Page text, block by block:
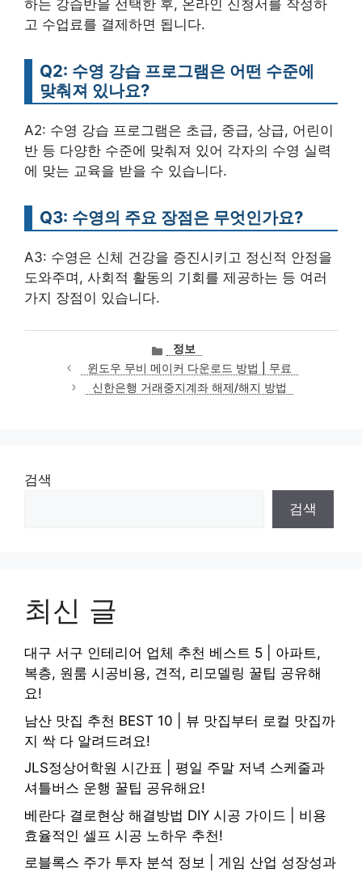
하는 강습반을 선택한 후, 온라인 신청서를 작성하
고 수업료를 결제하면 됩니다.
Q2: 수영 강습 프로그램은 어떤 수준에
맞춰져 있나요?
A2: 수영 강습 프로그램은 초급, 중급, 상급, 어린이
반 등 다양한 수준에 맞춰져 있어 각자의 수영 실력
에 맞는 교육을 받을 수 있습니다.
Q3: 수영의 주요 장점은 무엇인가요?
A3: 수영은 신체 건강을 증진시키고 정신적 안정을
도와주며, 사회적 활동의 기회를 제공하는 등 여러
가지 장점이 있습니다.
카
테
고
리
정보
윈도우 무비 메이커 다운로드 방법 | 무료
신한은행 거래중지계좌 해제/해지 방법
검색
검색
최신 글
대구 서구 인테리어 업체 추천 베스트 5 | 아파트,
복층, 원룸 시공비용, 견적, 리모델링 꿀팁 공유해
요!
남산 맛집 추천 BEST 10 | 뷰 맛집부터 로컬 맛집까
지 싹 다 알려드려요!
JLS정상어학원 시간표 | 평일 주말 저녁 스케줄과
셔틀버스 운행 꿀팁 공유해요!
베란다 결로현상 해결방법 DIY 시공 가이드 | 비용
효율적인 셀프 시공 노하우 추천!
로블록스 주가 투자 분석 정보 | 게임 산업 성장성과